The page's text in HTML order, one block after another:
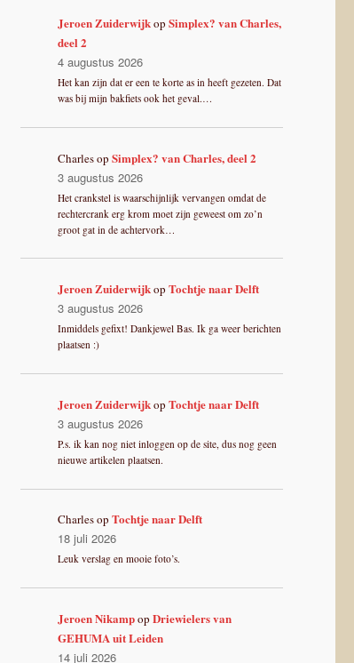
Jeroen ZuiderwijkopSimplex? van Charles,
deel 2
4 augustus 2026
Het kan zijn dat er een te korte as in heeft gezeten. Dat
was bij mijn bakfiets ook het geval.…
CharlesopSimplex? van Charles, deel 2
3 augustus 2026
Het crankstel is waarschijnlijk vervangen omdat de
rechtercrank erg krom moet zijn geweest om zo’n
groot gat in de achtervork…
Jeroen ZuiderwijkopTochtje naar Delft
3 augustus 2026
Inmiddels gefixt! Dankjewel Bas. Ik ga weer berichten
plaatsen :)
Jeroen ZuiderwijkopTochtje naar Delft
3 augustus 2026
P.s. ik kan nog niet inloggen op de site, dus nog geen
nieuwe artikelen plaatsen.
CharlesopTochtje naar Delft
18 juli 2026
Leuk verslag en mooie foto’s.
Jeroen NikampopDriewielers van
GEHUMA uit Leiden
14 juli 2026